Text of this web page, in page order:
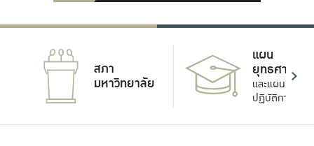
สภา
มหาวิทยาลัย
แผน
ยุทธศาสตร์
และแผน
ปฏิบัติการ